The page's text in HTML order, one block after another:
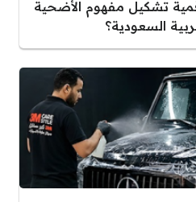
تشكيل مفهوم الأضحية
السعودية؟